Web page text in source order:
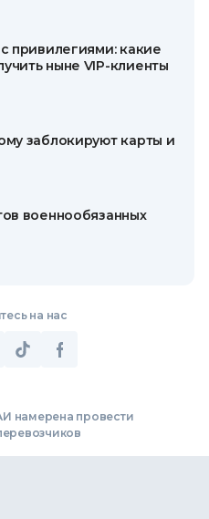
привилегиями: какие
ныне VIP-клиенты
заблокируют карты и
военнообязанных
на нас
намерена провести